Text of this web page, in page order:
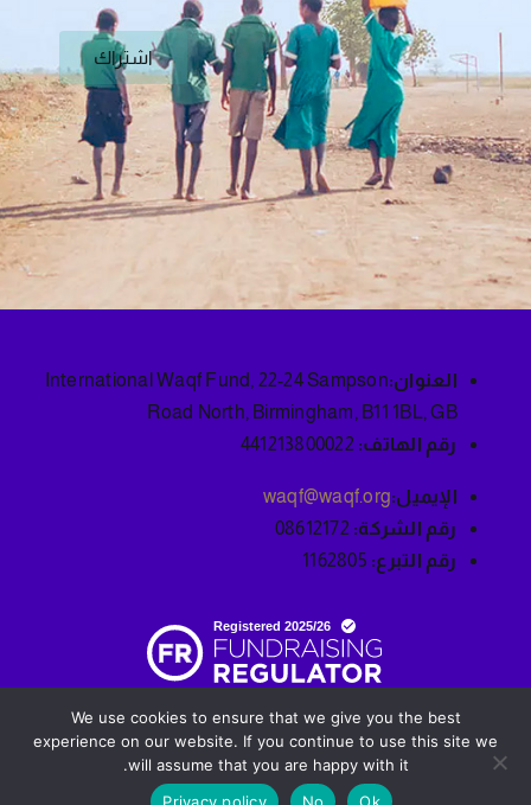
اشتراك
العنوان:International Waqf Fund, 22-24 Sampson
Road North, Birmingham, B11 1BL, GB
رقم الهاتف: 441213800022
الإيميل:waqf@waqf.org
رقم الشركة: 08612172
رقم التبرع: 1162805
We use cookies to ensure that we give you the best
experience on our website. If you continue to use this site we
will assume that you are happy with it.
Ok
No
Privacy policy